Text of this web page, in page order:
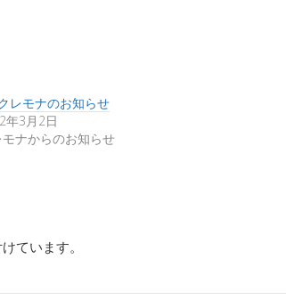
レモナのお知らせ
年3月2日
モナからのお知らせ
ています。